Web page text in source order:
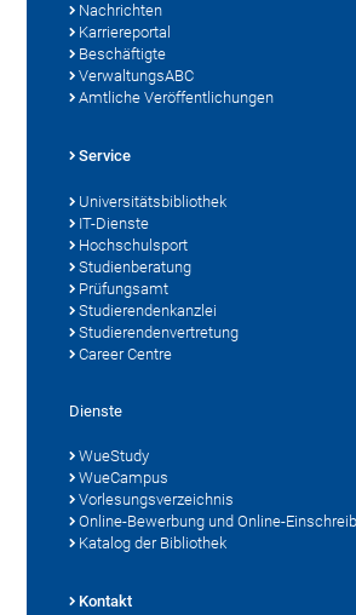
Nachrichten
Karriereportal
Beschäftigte
VerwaltungsABC
Amtliche Veröffentlichungen
Service
Universitätsbibliothek
IT-Dienste
Hochschulsport
Studienberatung
Prüfungsamt
Studierendenkanzlei
Studierendenvertretung
Career Centre
Dienste
WueStudy
WueCampus
Vorlesungsverzeichnis
Online-Bewerbung und Online-
Katalog der Bibliothek
Kontakt